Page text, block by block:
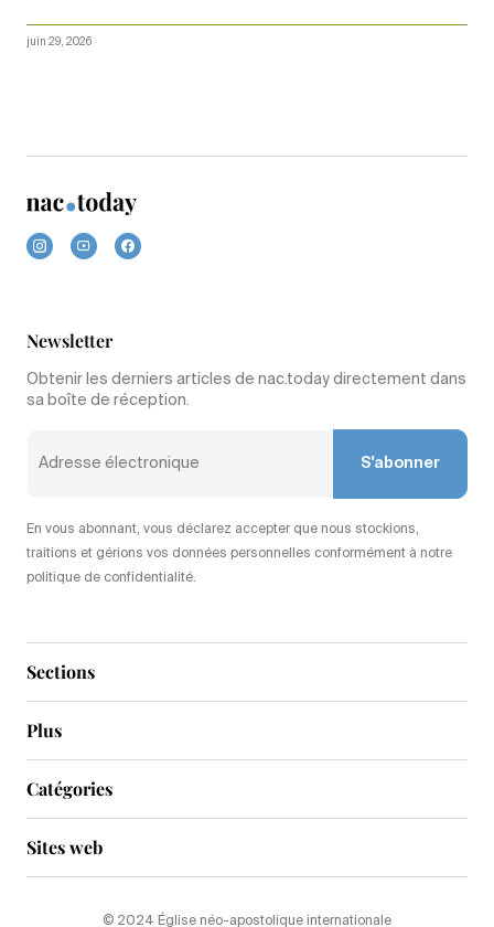
juin 29, 2026
Sections
Plus
Newsletter
Obtenir les derniers articles de nac.today directement dans
sa boîte de réception.
S'abonner
En vous abonnant, vous déclarez accepter que nous stockions,
traitions et gérions vos données personnelles conformément à notre
politique de confidentialité.
Catégories
Sites web
© 2024 Église néo-apostolique internationale